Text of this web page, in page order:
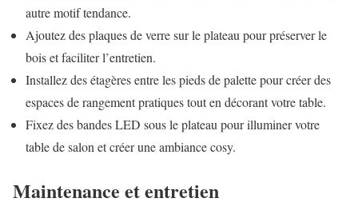
autre motif tendance.
Ajoutez des plaques de verre sur le plateau pour préserver le
bois et faciliter l’entretien.
Installez des étagères entre les pieds de palette pour créer des
espaces de rangement pratiques tout en décorant votre table.
Fixez des bandes LED sous le plateau pour illuminer votre
table de salon et créer une ambiance cosy.
Maintenance et entretien